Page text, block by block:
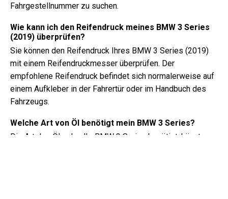
Fahrgestellnummer zu suchen.
Wie kann ich den Reifendruck meines BMW 3 Series
(2019) überprüfen?
Sie können den Reifendruck Ihres BMW 3 Series (2019)
mit einem Reifendruckmesser überprüfen. Der
empfohlene Reifendruck befindet sich normalerweise auf
einem Aufkleber in der Fahrertür oder im Handbuch des
Fahrzeugs.
Welche Art von Öl benötigt mein BMW 3 Series?
Die Art des Öls, das Ihr BMW 3 Series benötigt, hängt vom